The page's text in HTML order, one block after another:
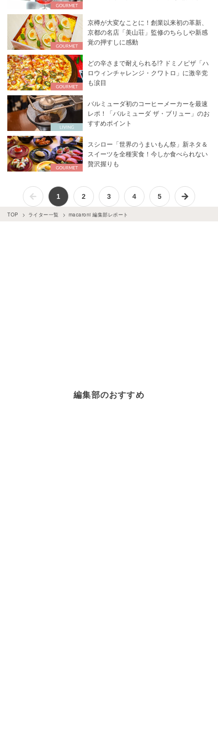
京樽が大変なことに！創業以来初の革新、
京都の名店「美山荘」監修のちらしや新感
覚の押すしに感動
どの辛さまで耐えられる!? ドミノピザ「ハ
ロウィンチャレンジ・クワトロ」に激辛党
も涙目
バルミューダ初のコーヒーメーカーを最速
レポ！「バルミューダ ザ・ブリュー」のお
すすめポイント
スシロー「世界のうまいもん祭」新ネタ＆
スイーツを全種実食！今しか食べられない
贅沢握りも
1 2 3 4 5
TOP ライター一覧 macaroni 編集部レポート
編集部のおすすめ